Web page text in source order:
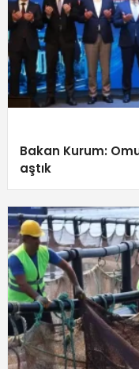
Bakan Kurum:
aştık